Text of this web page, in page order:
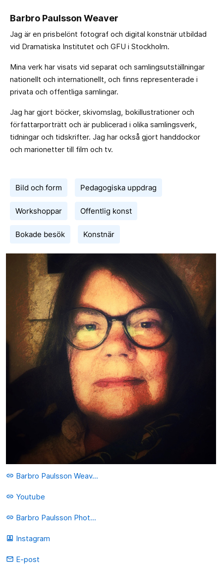
Barbro Paulsson Weaver
Jag är en prisbelönt fotograf och digital konstnär utbildad
vid Dramatiska Institutet och GFU i Stockholm.
Mina verk har visats vid separat och samlingsutställningar
nationellt och internationellt, och finns representerade i
privata och offentliga samlingar.
Jag har gjort böcker, skivomslag, bokillustrationer och
författarporträtt och är publicerad i olika samlingsverk,
tidningar och tidskrifter. Jag har också gjort handdockor
och marionetter till film och tv.
Bild och form Pedagogiska uppdrag
Workshoppar Offentlig konst
Bokade besök Konstnär
link Barbro Paulsson Weav...
link Youtube
link Barbro Paulsson Phot...
portrait Instagram
mail E-post